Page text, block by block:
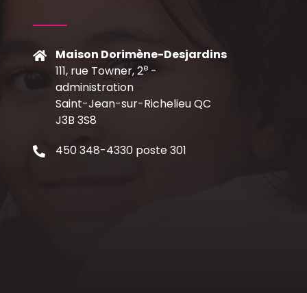
Maison Dorimène-Desjardins
111, rue Towner, 2e -
administration
Saint-Jean-sur-Richelieu QC
J3B 3S8
450 348-4330 poste 301